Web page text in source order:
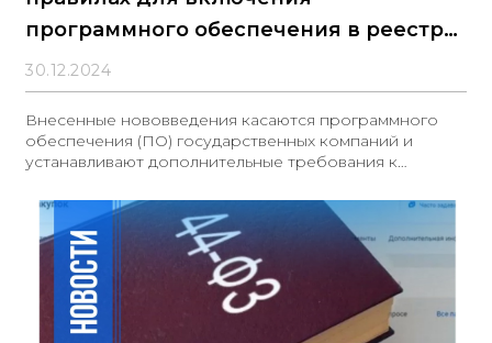
программного обеспечения в реестр
отечественного ПО
30.12.2024
Внесенные нововведения касаются программного
обеспечения (ПО) государственных компаний и
устанавливают дополнительные требования к
включенных в реестр. Главной целью данных
изменений является поддержка отечественных
коммерческих разработчиков и повышение качества
программных продуктов. Основные положения
проекта включают следующее: 1